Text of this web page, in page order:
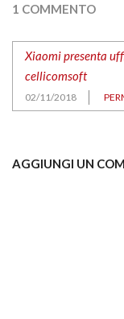
1 COMMENTO
Xiaomi presenta
cellicomsoft
02/11/2018
AGGIUNGI UN